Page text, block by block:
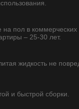
на пол в
– 25-30 лет.
жидкость не
и быстрой сборки.